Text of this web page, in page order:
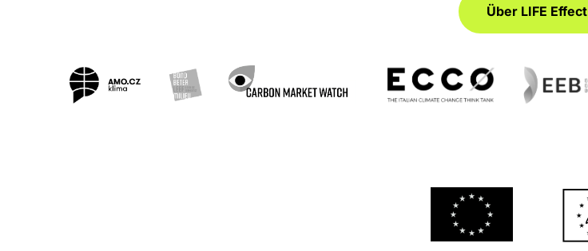
Über LIFE Effect